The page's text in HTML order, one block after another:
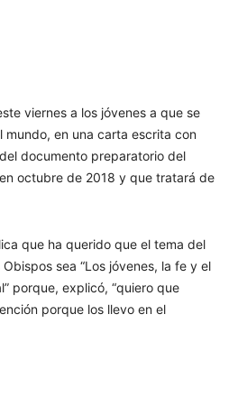
viernes a los jóvenes a que se
mundo, en una carta escrita con
documento preparatorio del
octubre de 2018 y que tratará de
que ha querido que el tema del
sea “Los jóvenes, la fe y el
porque, explicó, “quiero que
porque los llevo en el